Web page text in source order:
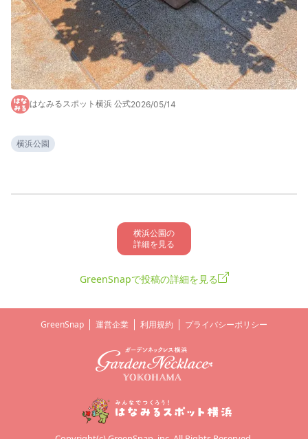
はなみるスポット横浜 公式2026/05/14
横浜公園
横浜公園の
詳細を見る
GreenSnapで投稿の詳細を見る
GreenSnap 運営企業 利用規約 プライバシーポリシー